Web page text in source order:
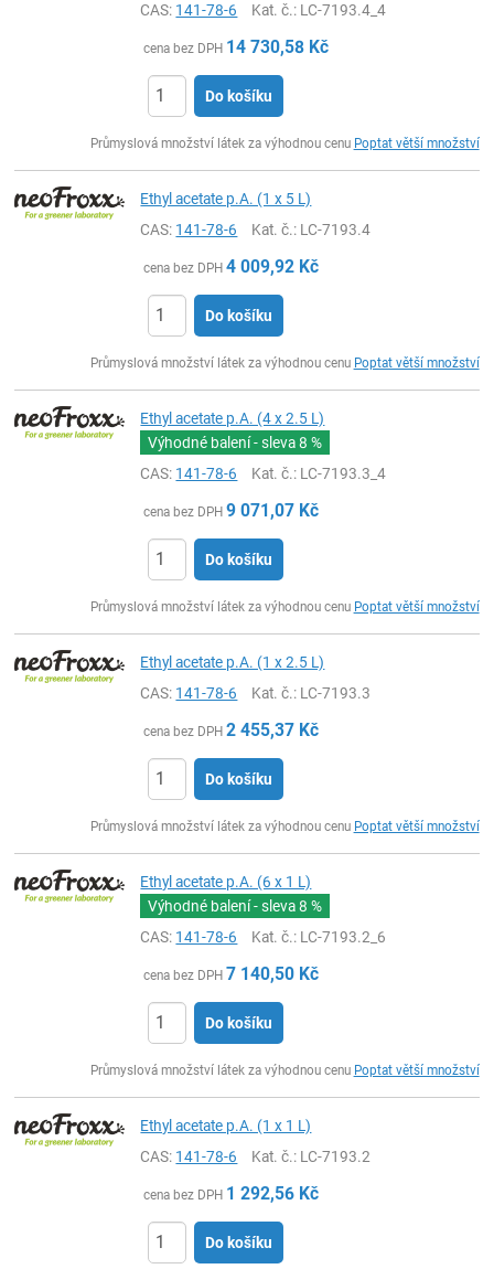
CAS: 141-78-6 Kat. č.: LC-7193.4_4
cena bez DPH 14 730,58 Kč
Do košíku
Průmyslová množství látek za výhodnou cenu Poptat větší množství
Ethyl acetate p.A. (1 x 5 L)
CAS: 141-78-6 Kat. č.: LC-7193.4
cena bez DPH 4 009,92 Kč
Do košíku
Průmyslová množství látek za výhodnou cenu Poptat větší množství
Ethyl acetate p.A. (4 x 2.5 L)
Výhodné balení - sleva8 %
CAS: 141-78-6 Kat. č.: LC-7193.3_4
cena bez DPH 9 071,07 Kč
Do košíku
Průmyslová množství látek za výhodnou cenu Poptat větší množství
Ethyl acetate p.A. (1 x 2.5 L)
CAS: 141-78-6 Kat. č.: LC-7193.3
cena bez DPH 2 455,37 Kč
Do košíku
Průmyslová množství látek za výhodnou cenu Poptat větší množství
Ethyl acetate p.A. (6 x 1 L)
Výhodné balení - sleva8 %
CAS: 141-78-6 Kat. č.: LC-7193.2_6
cena bez DPH 7 140,50 Kč
Do košíku
Průmyslová množství látek za výhodnou cenu Poptat větší množství
Ethyl acetate p.A. (1 x 1 L)
CAS: 141-78-6 Kat. č.: LC-7193.2
cena bez DPH 1 292,56 Kč
Do košíku